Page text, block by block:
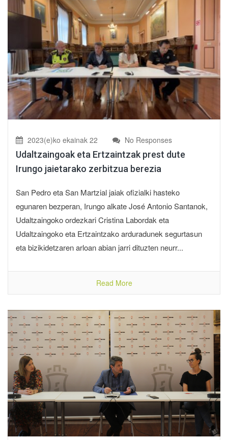
2023(e)ko ekainak 22 No Responses
Udaltzaingoak eta Ertzaintzak prest dute
Irungo jaietarako zerbitzua berezia
San Pedro eta San Martzial jaiak ofizialki hasteko
egunaren bezperan, Irungo alkate José Antonio Santanok,
Udaltzaingoko ordezkari Cristina Labordak eta
Udaltzaingoko eta Ertzaintzako arduradunek segurtasun
eta bizikidetzaren arloan abian jarri dituzten neurr...
Read More